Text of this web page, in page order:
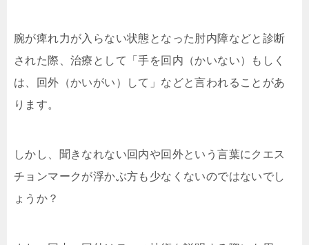
腕が痺れ力が入らない状態となった肘内障などと診断
された際、治療として「手を回内（かいない）もしく
は、回外（かいがい）して」などと言われることがあ
ります。
しかし、聞きなれない回内や回外という言葉にクエス
チョンマークが浮かぶ方も少なくないのではないでし
ょうか？